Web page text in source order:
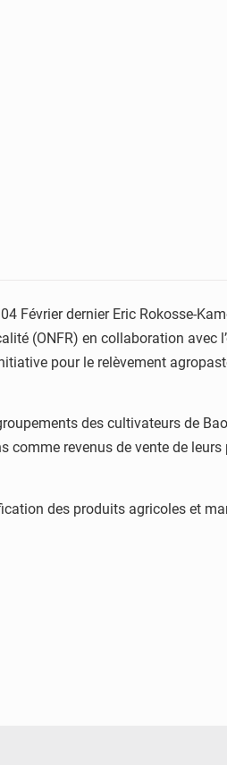
Février dernier Eric Rokosse-
(ONFR) en collaboration avec
pour le relèvement
des cultivateurs de
comme revenus de vente de leurs
des produits agricoles et